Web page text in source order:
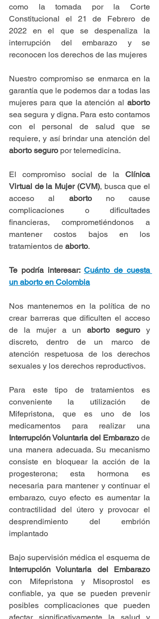
como la tomada por la Corte
Constitucional el 21 de Febrero de
2022 en el que se despenaliza la
interrupción del embarazo y se
reconocen los derechos de las mujeres
Nuestro compromiso se enmarca en la
garantía que le podemos dar a todas las
mujeres para que la atención al
sea segura y digna. Para esto contamos
con el personal de salud que se
aborto seguro por telemedicina.
El compromiso social de la Clínica
Virtual de la Mujer (CVM), busca que el
acceso al aborto no cause
complicaciones o dificultades
financieras, comprometiéndonos a
mantener costos bajos en los
tratamientos de aborto.
Te podría interesar: Cuánto de cuesta
un aborto en Colombia
Nos mantenemos en la política de no
crear barreras que dificulten el acceso
de la mujer a un aborto seguro y
discreto, dentro de un marco de
atención respetuosa de los derechos
sexuales y los derechos reproductivos.
Para este tipo de tratamientos es
conveniente la utilización de
Mifepristona, que es uno de los
Interrupción Voluntaria del Embarazo de
una manera adecuada. Su mecanismo
consiste en bloquear la acción de la
progesterona; esta hormona es
necesaria para mantener y continuar el
embarazo, cuyo efecto es aumentar la
contractilidad del útero y provocar el
desprendimiento del embrión
implantado
Interrupción Voluntaria del Embarazo
con Mifepristona y Misoprostol es
confiable, ya que se pueden prevenir
posibles complicaciones que pueden
afectar significativamente la salud y